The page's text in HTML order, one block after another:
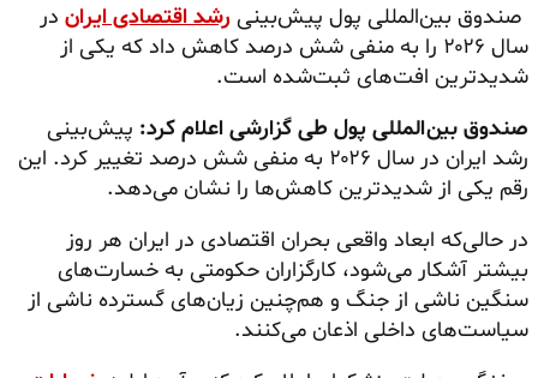
صندوق بین‌المللی پول پیش‌بینی رشد اقتصادی ایران در
سال ۲۰۲۶ را به منفی شش درصد کاهش داد که یکی از
شدیدترین افت‌های ثبت‌شده است.
صندوق بین‌المللی پول طی گزارشی اعلام کرد: پیش‌بینی
رشد ایران در سال ۲۰۲۶ به منفی شش درصد تغییر کرد. این
رقم یکی از شدیدترین کاهش‌ها را نشان می‌دهد.
در حالی‌که ابعاد واقعی بحران اقتصادی در ایران هر روز
بیشتر آشکار می‌شود، کارگزاران حکومتی به خسارت‌های
سنگین ناشی از جنگ و هم‌چنین زیان‌های گسترده ناشی از
سیاست‌های داخلی اذعان می‌کنند.